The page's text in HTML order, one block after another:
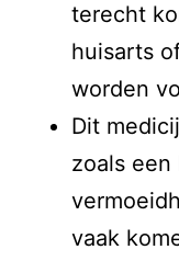
terecht
huisarts
worden
Dit
zoals
vaak